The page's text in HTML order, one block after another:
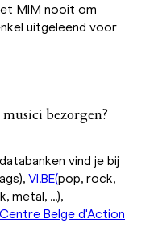
MIM nooit om
uitgeleend voor
bezorgen?
vind je bij
VI.BE(pop, rock,
metal, ...),
Centre Belge d'Action